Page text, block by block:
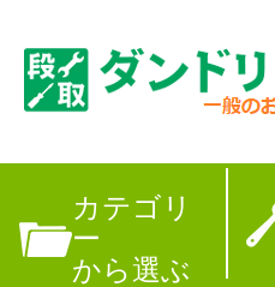
カテゴリ
ー
から選ぶ